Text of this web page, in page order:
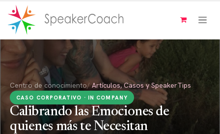
Ir al contenido
Centro de conocimiento/ Artículos, Casos y SpeakerTips
CASO CORPORATIVO · IN COMPANY
Calibrando las Emociones de
quienes más te Necesitan